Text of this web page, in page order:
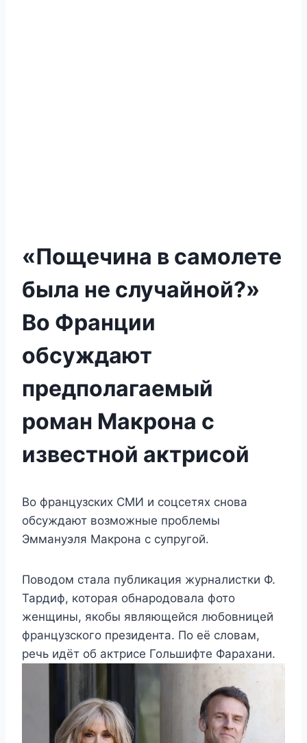
«Пощечина в самолете
была не случайной?»
Во Франции
обсуждают
предполагаемый
роман Макрона с
известной актрисой
Во французских СМИ и соцсетях снова
обсуждают возможные проблемы
Эммануэля Макрона с супругой.
Поводом стала публикация журналистки Ф.
Тардиф, которая обнародовала фото
женщины, якобы являющейся любовницей
французского президента. По её словам,
речь идёт об актрисе Гольшифте Фарахани.